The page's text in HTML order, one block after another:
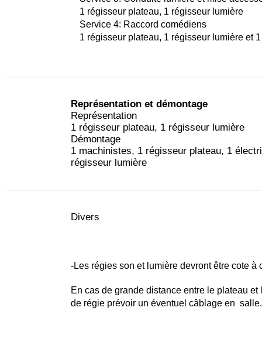
1 régisseur plateau, 1 régisseur lumière
Service 4: Raccord comédiens
1 régisseur plateau, 1 régisseur lumière et
Représentation et démontage
Représentation
1 régisseur plateau, 1 régisseur lumière
Démontage
1 machinistes, 1 régisseur plateau, 1
régisseur lumière
Divers
-Les régies son et lumière devront être cote à
En cas de grande distance entre le plateau et
de régie prévoir un éventuel câblage en salle.